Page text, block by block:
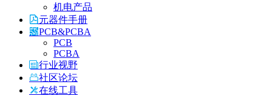
机电产品
元器件手册
PCB&PCBA
PCB
PCBA
行业视野
社区论坛
在线工具